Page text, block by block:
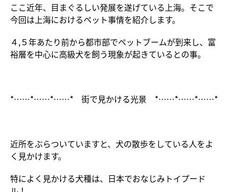
ここ近年、目まぐるしい発展を遂げている上海。そこで
今回は上海におけるペット事情を紹介します。
４,５年あたり前から都市部でペットブームが到来し、富
裕層を中心に高級犬を飼う現象が起きているとの事。
*……*……*……* 街で見かける光景 *……*……*……*
近所をぶらついていますと、犬の散歩をしている人をよ
く見かけます。
特によく見かける犬種は、日本でおなじみトイプード